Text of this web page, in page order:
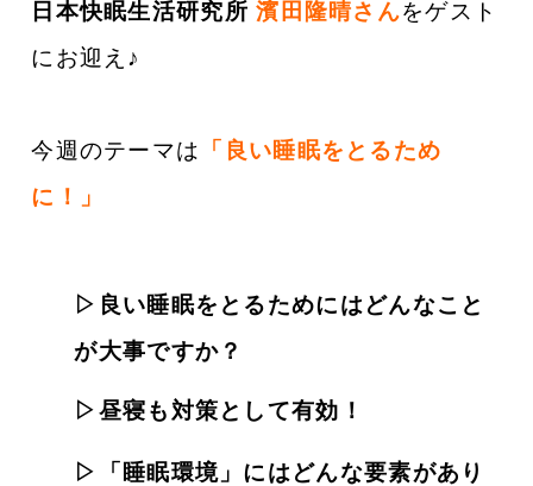
日本快眠生活研究所 濱田隆晴さんをゲスト
にお迎え ♪
今週のテーマは
「良い睡眠をとるため
に！
」
▷良い睡眠をとるためにはどんなこと
が大事ですか？
▷昼寝も対策として有効！
▷「睡眠環境」にはどんな要素があり